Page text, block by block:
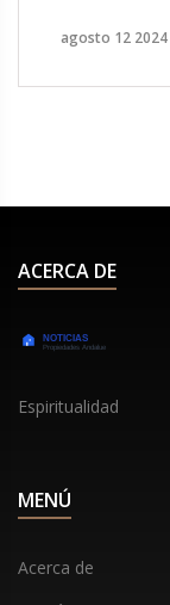
expresó su
estrés
agosto 12 2024
ACERCA DE
Espiritualidad
MENÚ
Acerca de